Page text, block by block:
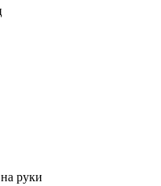
на руки